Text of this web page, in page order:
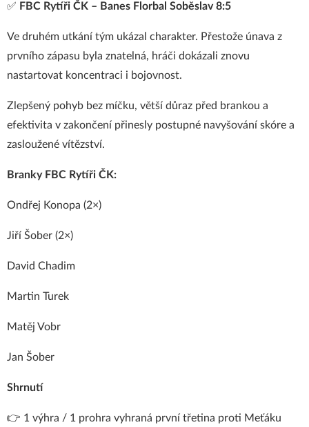
✅ FBC Rytíři ČK – Banes Florbal Soběslav 8:5
Ve druhém utkání tým ukázal charakter. Přestože únava z
prvního zápasu byla znatelná, hráči dokázali znovu
nastartovat koncentraci i bojovnost.
Zlepšený pohyb bez míčku, větší důraz před brankou a
efektivita v zakončení přinesly postupné navyšování skóre a
zasloužené vítězství.
Branky FBC Rytíři ČK:
Ondřej Konopa (2×)
Jiří Šober (2×)
David Chadim
Martin Turek
Matěj Vobr
Jan Šober
Shrnutí
👉 1 výhra / 1 prohra vyhraná první třetina proti Meťáku